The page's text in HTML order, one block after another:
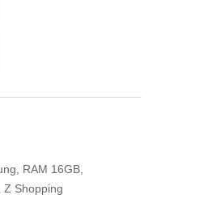
, RAM 16GB,
Z Shopping